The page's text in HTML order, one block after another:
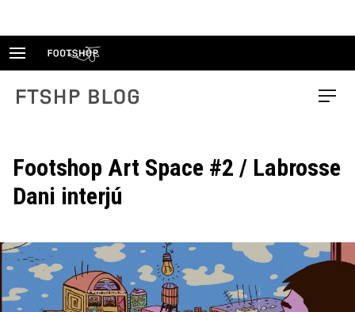
FTSHP blog Menu
Footshop Art Space #2 / Labrosse
Dani interjú